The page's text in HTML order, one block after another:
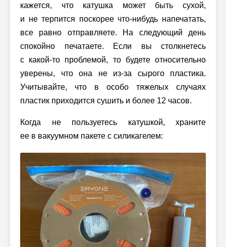
кажется, что катушка может быть сухой,
и не терпится поскорее что-нибудь напечатать,
все равно отправляете. На следующий день
спокойно печатаете. Если вы столкнетесь
с какой-то проблемой, то будете относительно
уверены, что она не из-за сырого пластика.
Учитывайте, что в особо тяжелых случаях
пластик приходится сушить и более 12 часов.
Когда не пользуетесь катушкой, храните
ее в вакуумном пакете с силикагелем: